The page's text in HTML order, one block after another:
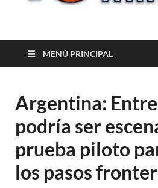
MENÚ PRINCIPAL
Argentina:
podría ser
prueba piloto
los pasos